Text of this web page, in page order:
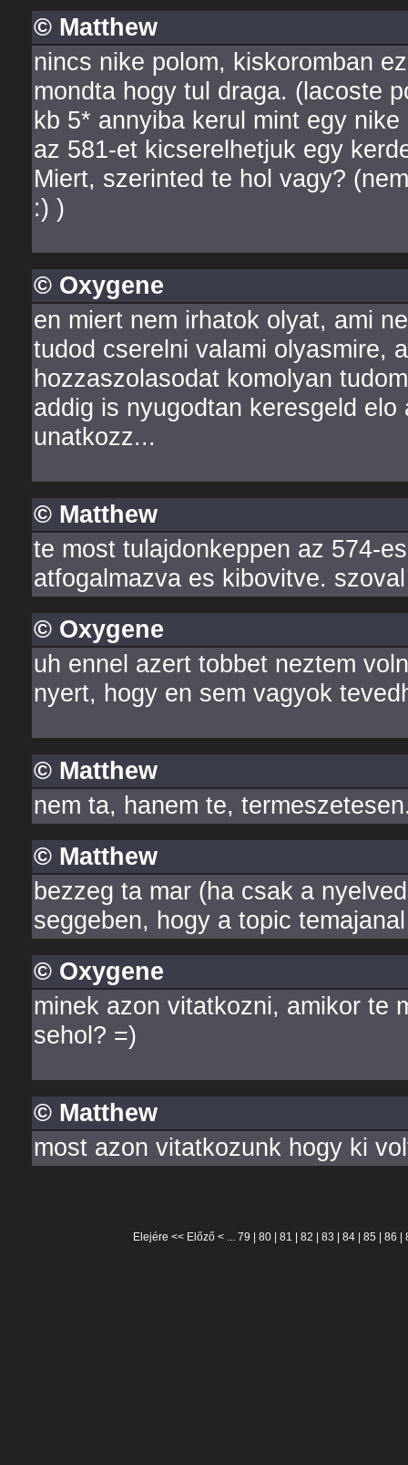
© Matthew
nincs nike polom, kiskoromban
mondta hogy tul draga. (lacoste
kb 5* annyiba kerul mint egy
az 581-et kicserelhetjuk egy
Miert, szerinted te hol vagy?
:) )
© Oxygene
en miert nem irhatok olyat, ami
tudod cserelni valami olyasmire,
hozzaszolasodat komolyan
addig is nyugodtan keresgeld
unatkozz...
© Matthew
te most tulajdonkeppen az 574-
atfogalmazva es kibovitve.
© Oxygene
uh ennel azert tobbet neztem
nyert, hogy en sem vagyok
© Matthew
nem ta, hanem te,
© Matthew
bezzeg ta mar (ha csak a
seggeben, hogy a topic
© Oxygene
minek azon vitatkozni, amikor te
sehol? =)
© Matthew
most azon vitatkozunk hogy ki
Elejére << Előző< ... 79 80| 81 82 83 84| 85 86